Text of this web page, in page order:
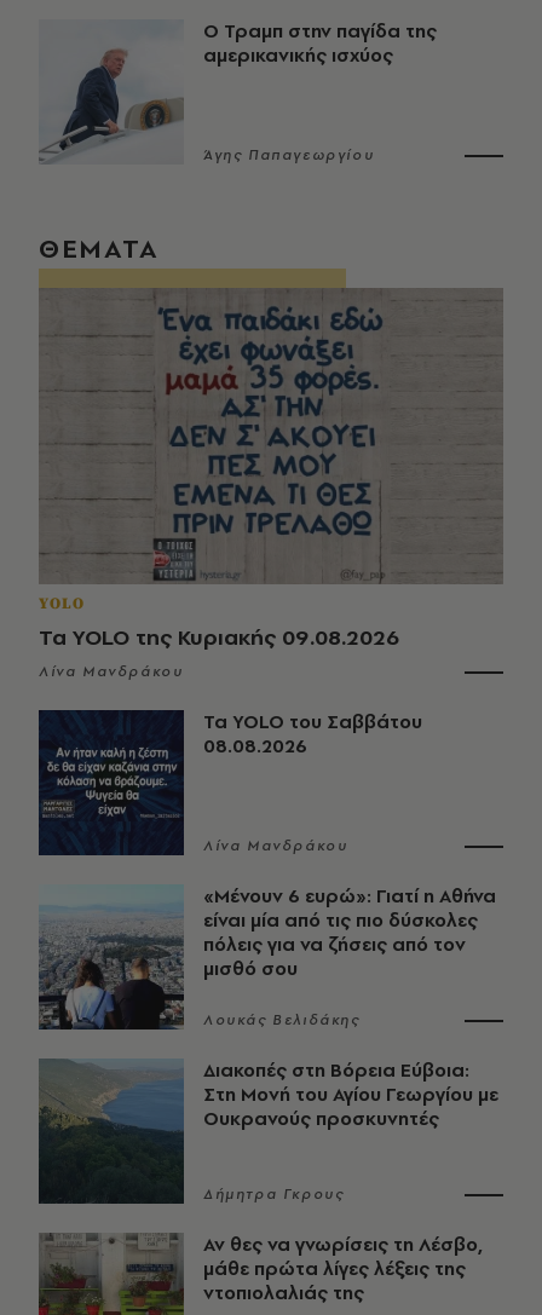
Ο Τραμπ στην παγίδα της
αμερικανικής ισχύος
Άγης Παπαγεωργίου
ΘΕΜΑΤΑ
YOLO
Τα YOLO της Κυριακής 09.08.2026
Λίνα Μανδράκου
Τα YOLO του Σαββάτου
08.08.2026
Λίνα Μανδράκου
«Μένουν 6 ευρώ»: Γιατί η Αθήνα
είναι μία από τις πιο δύσκολες
πόλεις για να ζήσεις από τον
μισθό σου
Λουκάς Βελιδάκης
Διακοπές στη Βόρεια Εύβοια:
Στη Μονή του Αγίου Γεωργίου με
Ουκρανούς προσκυνητές
Δήμητρα Γκρους
Αν θες να γνωρίσεις τη Λέσβο,
μάθε πρώτα λίγες λέξεις της
ντοπιολαλιάς της